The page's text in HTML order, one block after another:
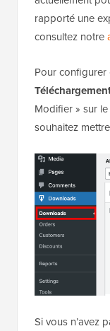
rapporté une
consultez notre
Pour configurer
Modifier » sur
souhaitez
Si vous n’avez